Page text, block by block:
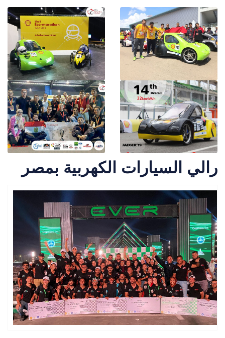
رالي السيارات الكهربية بمصر